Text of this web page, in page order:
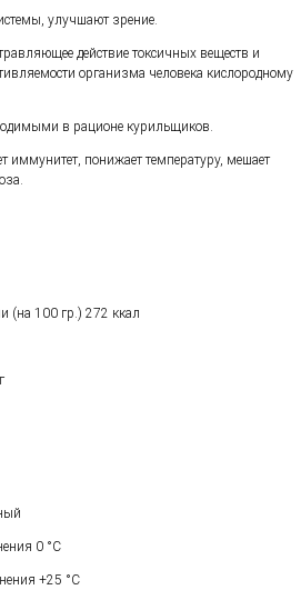
улучшают зрение.
действие токсичных веществ и
организма человека кислородному
в рационе курильщиков.
иммунитет, понижает температуру, мешает
(на 100 гр.) 272 ккал
0 °C
+25 °C